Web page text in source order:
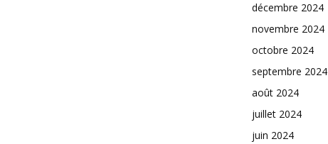
décembre 2024
novembre 2024
octobre 2024
septembre 2024
août 2024
juillet 2024
juin 2024